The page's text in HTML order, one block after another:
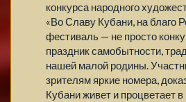
конкурса народного
«Во Славу Кубани, на благо
фестиваль — не просто
праздник самобытности,
нашей малой родины.
зрителям яркие номера,
Кубани живет и процветает